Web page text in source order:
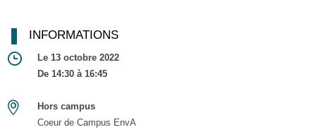
INFORMATIONS
Le 13 octobre 2022
De 14:30 à 16:45
Hors campus
Coeur de Campus EnvA